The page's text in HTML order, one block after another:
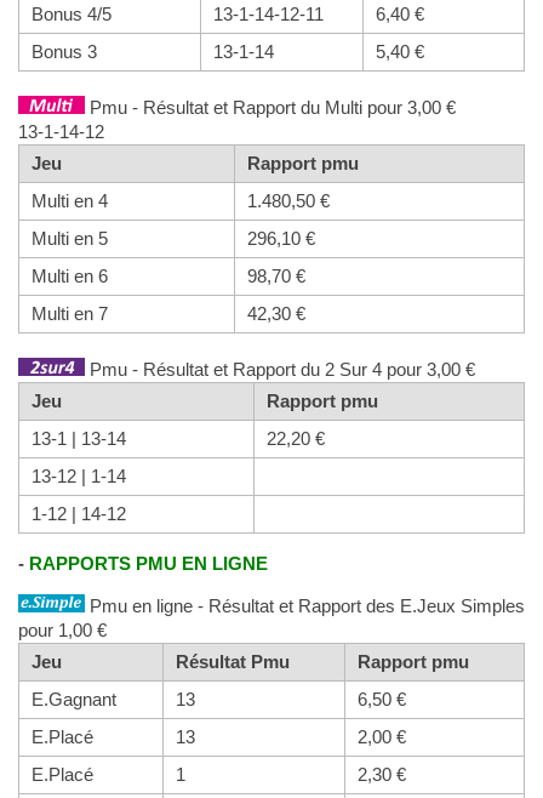
Bonus 4/5
13-1-14-12-11
6,40 €
Bonus 3
13-1-14 5,40 €
Pmu - Résultat et Rapport du Multi pour 3,00 €
13-1-14-12
Jeu
Rapport pmu
Multi en 4
1.480,50 €
Multi en 5
296,10 €
Multi en 6
98,70 €
Multi en 7
42,30 €
Pmu - Résultat et Rapport du 2 Sur 4 pour 3,00 €
Jeu
Rapport pmu
13-1 | 13-14
22,20 €
13-12 | 1-14
1-12 | 14-12
- RAPPORTS PMU EN LIGNE
Pmu en ligne - Résultat et Rapport des E.Jeux Simples
pour 1,00 €
Jeu
Résultat Pmu
Rapport pmu
E.Gagnant
13
6,50 €
E.Placé
13
2,00 €
E.Placé
1
2,30 €